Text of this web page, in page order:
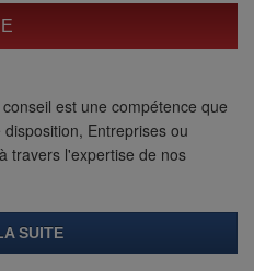
est une compétence que
Entreprises ou
travers l'expertise de nos
SUITE